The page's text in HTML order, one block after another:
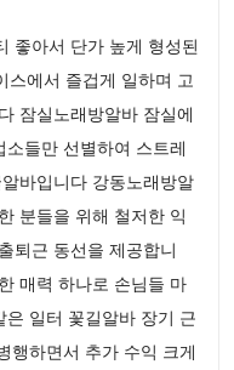
좋아서 단가 높게 형성된
스에서 즐겁게 일하며 고
잠실노래방알바 잠실에
들만 선별하여 스트레
바입니다 강동노래방알
분들을 위해 철저한 익
퇴근 동선을 제공합니
매력 하나로 손님들 마
일터 꽃길알바 장기 근
행하면서 추가 수익 크게